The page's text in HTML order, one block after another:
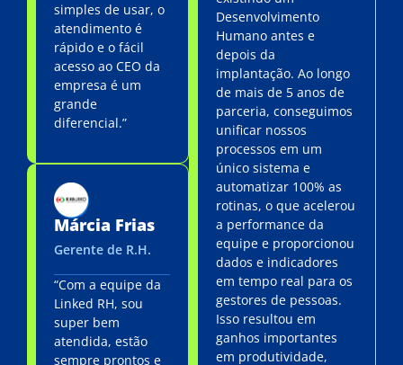
simples de usar, o
atendimento é
rápido e o fácil
acesso ao CEO da
empresa é um
grande
diferencial.”
Márcia Frias
Gerente de R.H.
“Com a equipe da
Linked RH, sou
super bem
atendida, estão
sempre prontos e
Desenvolvimento
Humano antes e
depois da
implantação. Ao longo
de mais de 5 anos de
parceria, conseguimos
unificar nossos
processos em um
único sistema e
automatizar 100% as
rotinas, o que acelerou
a performance da
equipe e proporcionou
dados e indicadores
em tempo real para os
gestores de pessoas.
Isso resultou em
ganhos importantes
em produtividade,